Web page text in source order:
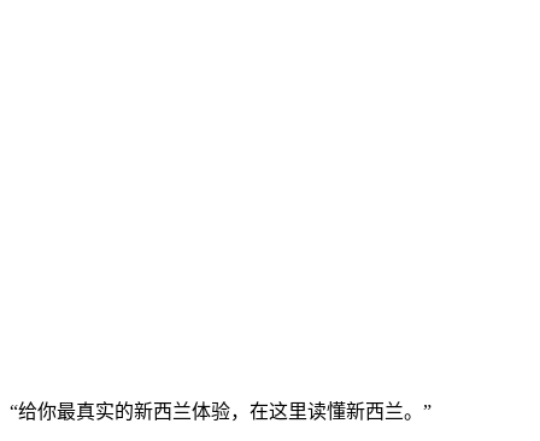
“给你最真实的新西兰体验，在这里读懂新西兰。”